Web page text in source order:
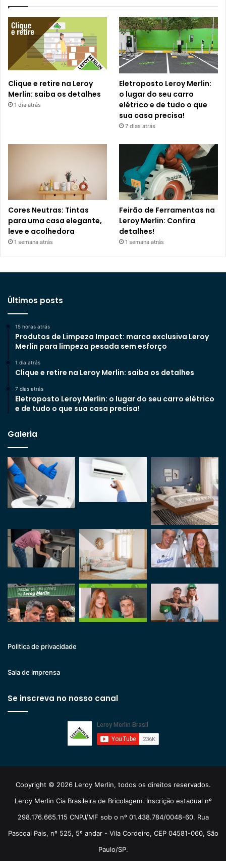
Clique e retire na Leroy
Merlin: saiba os detalhes
1 dia atrás
Eletroposto Leroy Merlin:
o lugar do seu carro
elétrico e de tudo o que
sua casa precisa!
7 dias atrás
Cores Neutras: Tintas
para uma casa elegante,
leve e acolhedora
1 semana atrás
Feirão de Ferramentas na
Leroy Merlin: Confira
detalhes!
1 semana atrás
Últimos posts
15 horas atrás
Produtos de Limpeza Impact: marca exclusiva Leroy
Merlin para limpeza pesada sem esforço
1 dia atrás
Clique e retire na Leroy Merlin: saiba os detalhes
7 dias atrás
Eletroposto Leroy Merlin: o lugar do seu carro elétrico
e de tudo o que sua casa precisa!
Galeria
Politica de privacidade
Sala de imprensa
Se inscreva no nosso canal
Copyright © 2026 Leroy Merlin, todos os direitos reservados.
Leroy Merlin Cia Brasileira de Bricolagem. Inscrição estadual nº
298.176.665.115 CNPJ/MF sob o nº 01.438.784/0048-60. Rua
Pascoal Pais, nº 525, 5º andar - Vila Cordeiro, CEP 04581-060, São
Paulo/SP.